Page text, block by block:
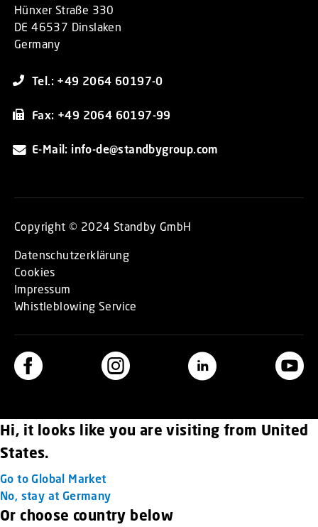
Hünxer Straße 330
DE 46537 Dinslaken
Germany
Tel.: +49 2064 60197-0
Fax: +49 2064 60197-99
E-Mail: info-de@standbygroup.com
Copyright © 2024 Standby GmbH
Datenschutzerklärung
Cookies
Impressum
Whistleblowing Service
Hi, it looks like you are visiting from United
States.
Go to Global Market
No, stay at Germany
Or choose country below